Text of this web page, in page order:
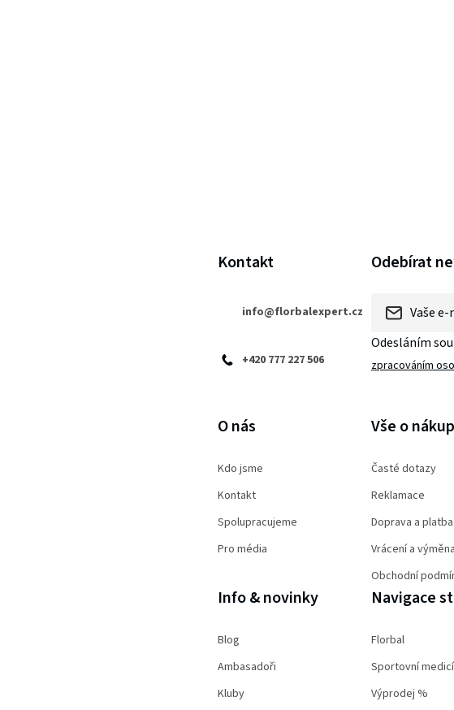
Kontakt
info@florbalexpert.cz
+420 777 227 506
Odebírat
Odesláním
zpracováním
O nás
Kdo jsme
Kontakt
Spolupracujeme
Pro média
Vše o
Časté dotazy
Reklamace
Doprava a platba
Vrácení a výměna
Obchodní
Info & novinky
Blog
Ambasadoři
Kluby
Navigace
Florbal
Sportovní
Výprodej %